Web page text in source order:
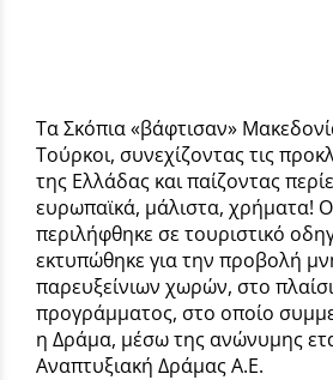
Τα Σκόπια «βάφτισαν»
Τούρκοι, συνεχίζοντας τις
της Ελλάδας και παίζοντας
ευρωπαϊκά, μάλιστα, χρήματα!
περιλήφθηκε σε τουριστικό
εκτυπώθηκε για την προβολή
παρευξείνιων χωρών, στο
προγράμματος, στο οποίο
η Δράμα, μέσω της ανώνυμης
Αναπτυξιακή Δράμας Α.Ε.